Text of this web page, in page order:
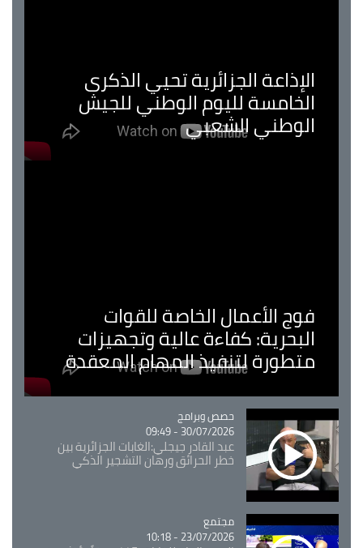
الإذاعة الجزائرية تحيي الذكرى
الخامسة لليوم الوطني للجيش
الوطني الشعبي
فوج الأعمال الخاصة للقوات
البحرية: كفاءة عالية وتجهيزات
متطورة لتنفيذ المهام المعقدة
Catégorie
حصص وبرامج
30/07/2026 - 09:49
عبد القادر جيجلي:الغابات الجزائرية بين
خطر الحرائق ورهان التشجير الذكي
Catégorie
مجتمع
23/07/2026 - 10:18